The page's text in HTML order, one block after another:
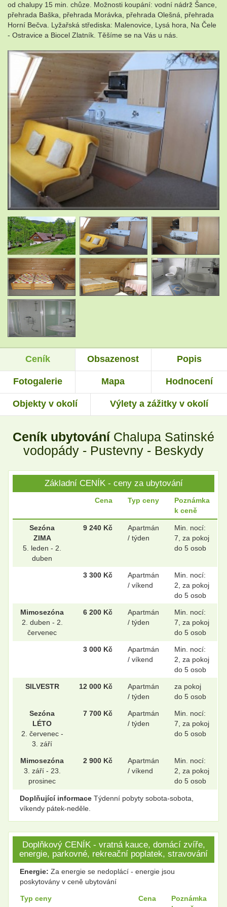
od chalupy 15 min. chůze. Možnosti koupání: vodní nádrž Šance,
přehrada Baška, přehrada Morávka, přehrada Olešná, přehrada
Horní Bečva. Lyžařská střediska: Malenovice, Lysá hora, Na Čele
- Ostravice a Biocel Zlatník. Těšíme se na Vás u nás.
Ceník Obsazenost Popis
Fotogalerie Mapa Hodnocení
Objekty v okolí Výlety a zážitky v okolí
Ceník ubytování Chalupa Satinské
vodopády - Pustevny - Beskydy
Základní CENÍK - ceny za ubytování
Cena Typ ceny
Poznámka
k ceně
Sezóna
ZIMA
5. leden - 2.
duben
9 240 Kč
Apartmán
/ týden
Min. nocí:
7, za pokoj
do 5 osob
3 300 Kč
Apartmán
/ víkend
Min. nocí:
2, za pokoj
do 5 osob
Mimosezóna
2. duben - 2.
červenec
6 200 Kč
Apartmán
/ týden
Min. nocí:
7, za pokoj
do 5 osob
3 000 Kč
Apartmán
/ víkend
Min. nocí:
2, za pokoj
do 5 osob
SILVESTR 12 000 Kč
Apartmán
/ týden
za pokoj
do 5 osob
Sezóna
LÉTO
2. červenec -
3. září
7 700 Kč
Apartmán
/ týden
Min. nocí:
7, za pokoj
do 5 osob
Mimosezóna
3. září - 23.
prosinec
2 900 Kč
Apartmán
/ víkend
Min. nocí:
2, za pokoj
do 5 osob
Doplňující informace Týdenní pobyty sobota-sobota,
víkendy pátek-neděle.
Doplňkový CENÍK - vratná kauce, domácí zvíře,
energie, parkovné, rekreační poplatek, stravování
Energie: Za energie se nedoplácí - energie jsou
poskytovány v ceně ubytování
Typ ceny Cena
Poznámka